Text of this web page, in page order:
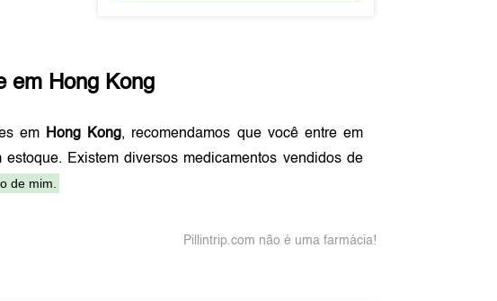
em Hong Kong
em Hong Kong, recomendamos que você entre em
estoque. Existem diversos medicamentos vendidos de
de mim.
Pillintrip.com não é uma farmácia!